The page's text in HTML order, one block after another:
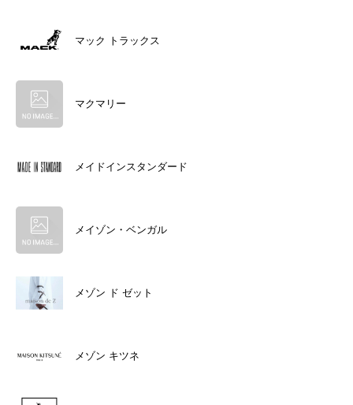
マック トラックス
マクマリー
メイドインスタンダード
メイゾン・ベンガル
メゾン ド ゼット
メゾン キツネ